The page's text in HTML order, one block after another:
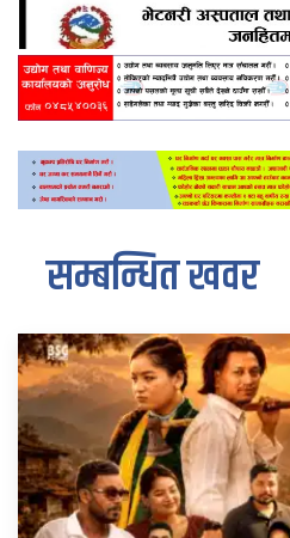
सम्बन्धित खवर